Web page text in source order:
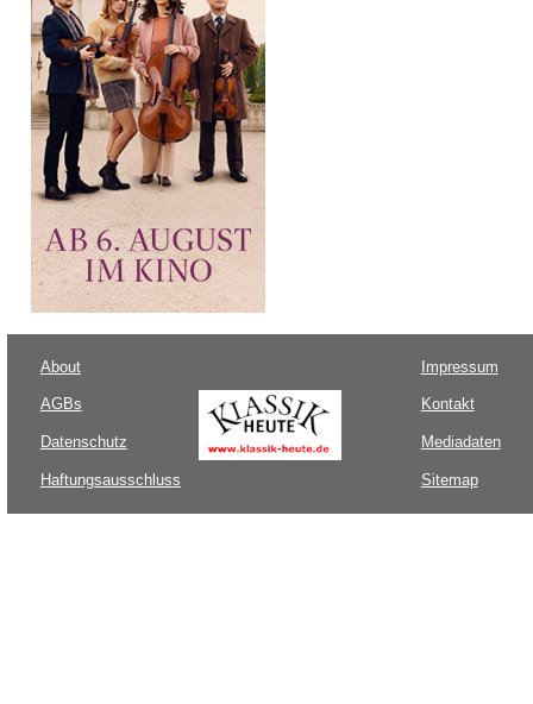
About
AGBs
Datenschutz
Haftungsausschluss
Impressum
Kontakt
Mediadaten
Sitemap